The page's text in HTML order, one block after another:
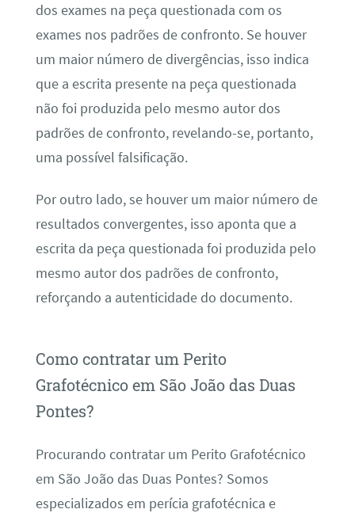
dos exames na peça questionada com os
exames nos padrões de confronto. Se houver
um maior número de divergências, isso indica
que a escrita presente na peça questionada
não foi produzida pelo mesmo autor dos
padrões de confronto, revelando-se, portanto,
uma possível falsificação.
Por outro lado, se houver um maior número de
resultados convergentes, isso aponta que a
escrita da peça questionada foi produzida pelo
mesmo autor dos padrões de confronto,
reforçando a autenticidade do documento.
Como contratar um Perito
Grafotécnico em São João das Duas
Pontes?
Procurando contratar um Perito Grafotécnico
em São João das Duas Pontes? Somos
especializados em perícia grafotécnica e